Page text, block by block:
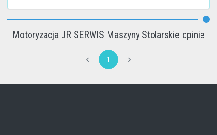
Motoryzacja JR SERWIS Maszyny Stolarskie opinie
1